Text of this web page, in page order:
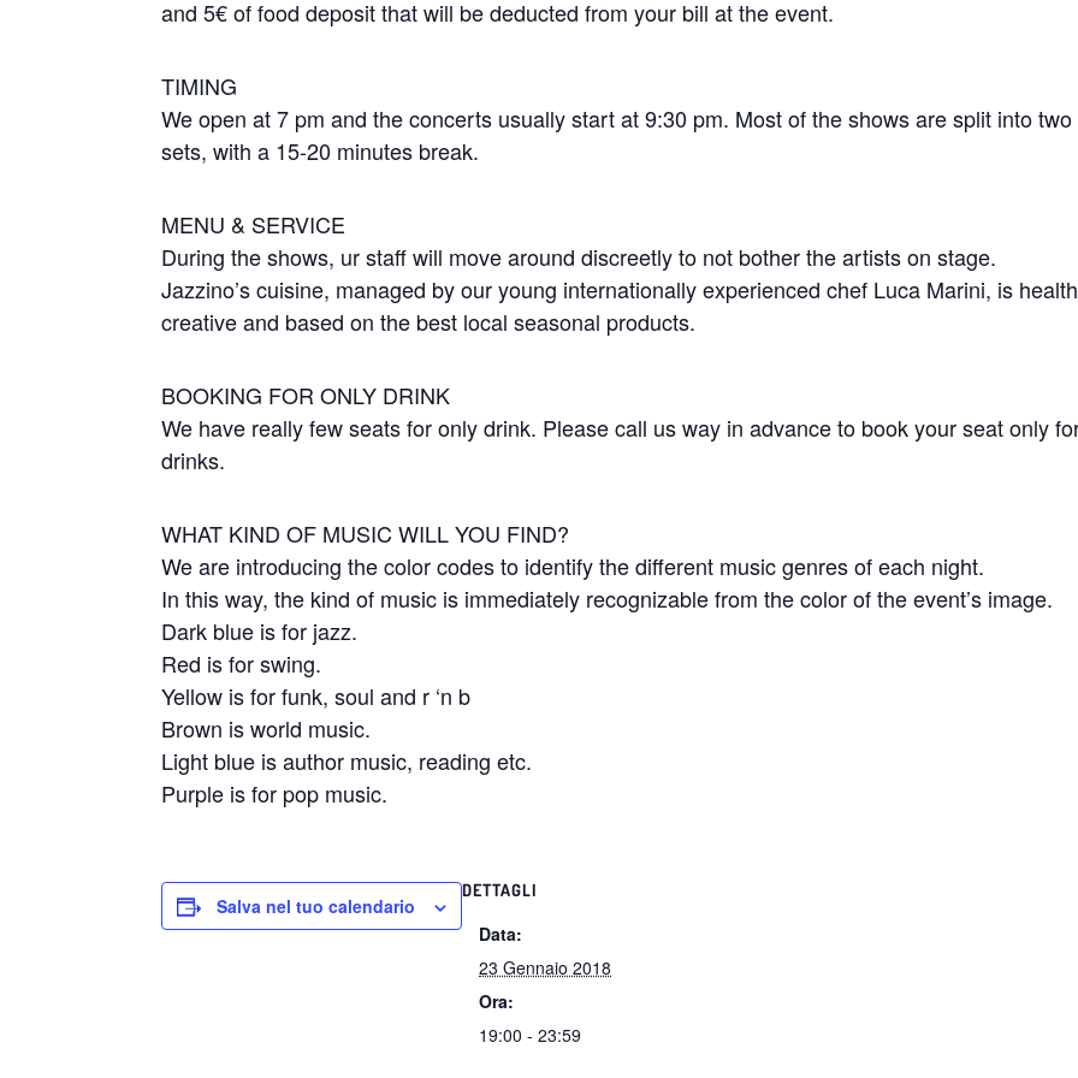
and 5€ of food deposit that will be deducted from your bill at the event.
TIMING
We open at 7 pm and the concerts usually start at 9:30 pm. Most of the shows are split into two
sets, with a 15-20 minutes break.
MENU & SERVICE
During the shows, ur staff will move around discreetly to not bother the artists on stage.
Jazzino’s cuisine, managed by our young internationally experienced chef Luca Marini, is
creative and based on the best local seasonal products.
BOOKING FOR ONLY DRINK
We have really few seats for only drink. Please call us way in advance to book your seat only
drinks.
WHAT KIND OF MUSIC WILL YOU FIND?
We are introducing the color codes to identify the different music genres of each night.
In this way, the kind of music is immediately recognizable from the color of the event’s image.
Dark blue is for jazz.
Red is for swing.
Yellow is for funk, soul and r ‘n b
Brown is world music.
Light blue is author music, reading etc.
Purple is for pop music.
Salva nel tuo calendario
DETTAGLI
Data:
23 Gennaio 2018
Ora:
19:00 - 23:59